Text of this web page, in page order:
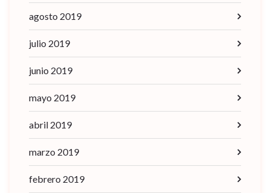
agosto 2019
julio 2019
junio 2019
mayo 2019
abril 2019
marzo 2019
febrero 2019